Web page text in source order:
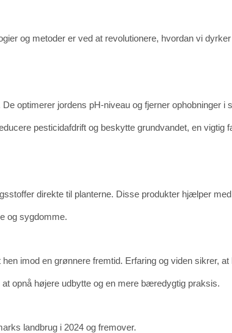
og metoder er ved at revolutionere, hvordan vi
optimerer jordens pH-niveau og fjerner ophobninger i
pesticidafdrift og beskytte grundvandet, en vigtig
direkte til planterne. Disse produkter hjælper med
og sygdomme.
imod en grønnere fremtid. Erfaring og viden sikrer,
opnå højere udbytte og en mere bæredygtig praksis.
landbrug i 2024 og fremover.